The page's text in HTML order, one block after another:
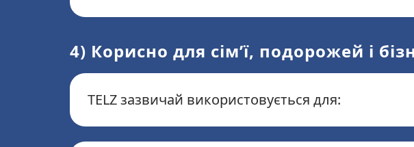
4) Корисно для сім’ї, подорожей і
TELZ зазвичай використовується для: